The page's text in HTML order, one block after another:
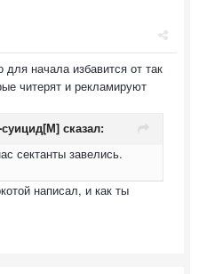
начала избавится от так
читерят и рекламируют
сказал:
сектанты завелись.
написал, и как ты